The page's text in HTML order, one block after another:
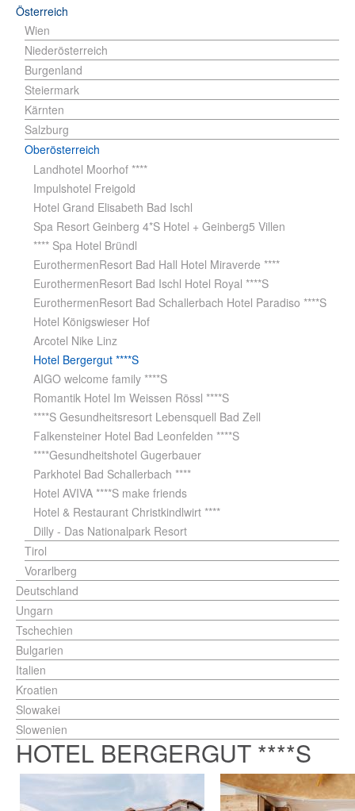
Österreich
Wien
Niederösterreich
Burgenland
Steiermark
Kärnten
Salzburg
Oberösterreich
Landhotel Moorhof ****
Impulshotel Freigold
Hotel Grand Elisabeth Bad Ischl
Spa Resort Geinberg 4*S Hotel + Geinberg5 Villen
**** Spa Hotel Bründl
EurothermenResort Bad Hall Hotel Miraverde ****
EurothermenResort Bad Ischl Hotel Royal ****S
EurothermenResort Bad Schallerbach Hotel Paradiso ****S
Hotel Königswieser Hof
Arcotel Nike Linz
Hotel Bergergut ****S
AIGO welcome family ****S
Romantik Hotel Im Weissen Rössl ****S
****S Gesundheitsresort Lebensquell Bad Zell
Falkensteiner Hotel Bad Leonfelden ****S
****Gesundheitshotel Gugerbauer
Parkhotel Bad Schallerbach ****
Hotel AVIVA ****S make friends
Hotel & Restaurant Christkindlwirt ****
Dilly - Das Nationalpark Resort
Tirol
Vorarlberg
Deutschland
Ungarn
Tschechien
Bulgarien
Italien
Kroatien
Slowakei
Slowenien
HOTEL BERGERGUT ****S